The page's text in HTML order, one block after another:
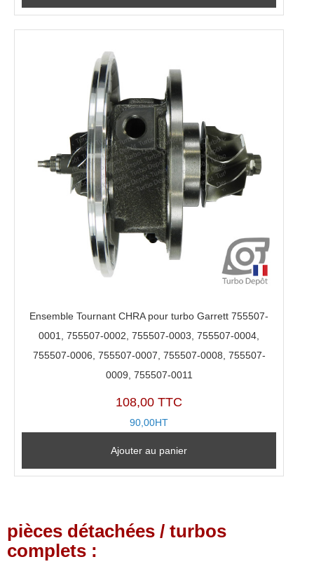
Ensemble Tournant CHRA pour turbo Garrett 755507-
0001, 755507-0002, 755507-0003, 755507-0004,
755507-0006, 755507-0007, 755507-0008, 755507-
0009, 755507-0011
108,00 TTC
90,00HT
Ajouter au panier
pièces détachées / turbos
complets :